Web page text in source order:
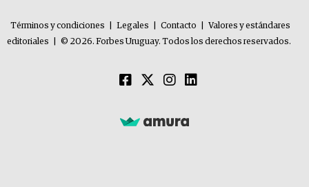
Términos y condiciones Legales Contacto
Valores y estándares
editoriales
© 2026. Forbes Uruguay. Todos los derechos reservados.